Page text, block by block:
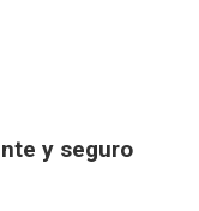
y seguro